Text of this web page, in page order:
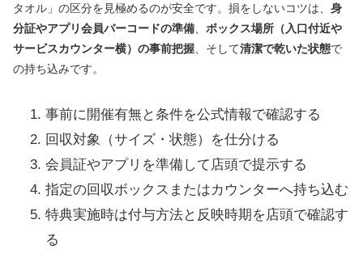
タオル」の区分を見極めるのが安全です。損をしないコツは、 身
分証やアプリ会員バーコードの準備
ボックス場所（入口付近や
サービスカウンター横）の事前把握 、そして清潔で乾いた状態で
の持ち込みです。
事前に開催有無と条件を公式情報で確認する
回収対象（サイズ・状態）を仕分ける
会員証やアプリを準備して店頭で提示する
指定の回収ボックスまたはカウンターへ持ち込む
特典実施時は付与方法と反映時期を店頭で確認す
る